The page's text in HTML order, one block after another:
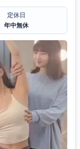
定休日
年中無休